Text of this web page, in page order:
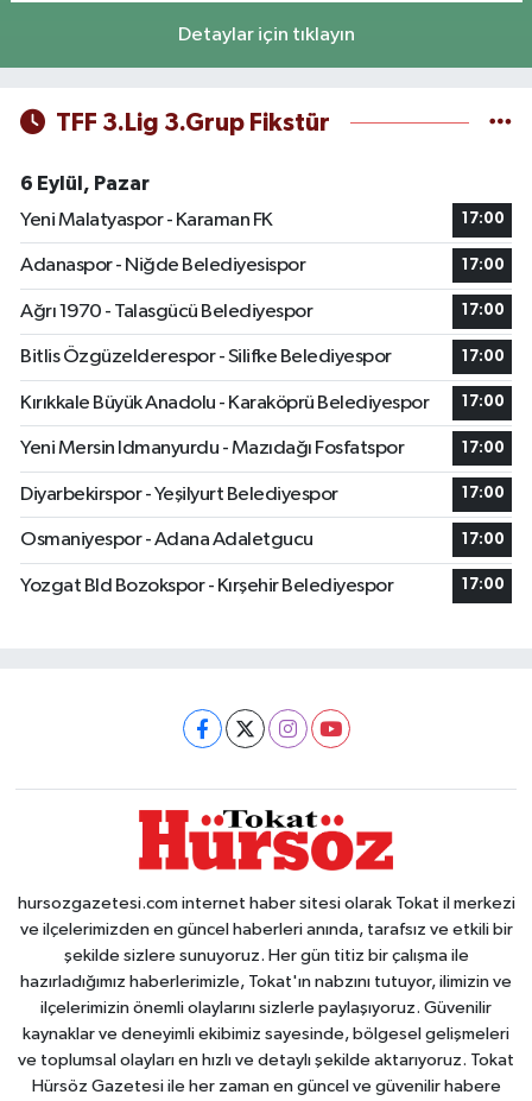
Detaylar için tıklayın
TFF 3.Lig 3.Grup Fikstür
6 Eylül, Pazar
Yeni Malatyaspor - Karaman FK
17:00
Adanaspor - Niğde Belediyesispor 17:00
Ağrı 1970 - Talasgücü Belediyespor 17:00
Bitlis Özgüzelderespor - Silifke Belediyespor 17:00
Kırıkkale Büyük Anadolu - Karaköprü Belediyespor 17:00
Yeni Mersin Idmanyurdu - Mazıdağı Fosfatspor 17:00
Diyarbekirspor - Yeşilyurt Belediyespor 17:00
Osmaniyespor - Adana Adaletgucu 17:00
Yozgat Bld Bozokspor - Kırşehir Belediyespor 17:00
hursozgazetesi.com internet haber sitesi olarak Tokat il merkezi
ve ilçelerimizden en güncel haberleri anında, tarafsız ve etkili bir
şekilde sizlere sunuyoruz. Her gün titiz bir çalışma ile
hazırladığımız haberlerimizle, Tokat'ın nabzını tutuyor, ilimizin ve
ilçelerimizin önemli olaylarını sizlerle paylaşıyoruz. Güvenilir
kaynaklar ve deneyimli ekibimiz sayesinde, bölgesel gelişmeleri
ve toplumsal olayları en hızlı ve detaylı şekilde aktarıyoruz. Tokat
Hürsöz Gazetesi ile her zaman en güncel ve güvenilir habere